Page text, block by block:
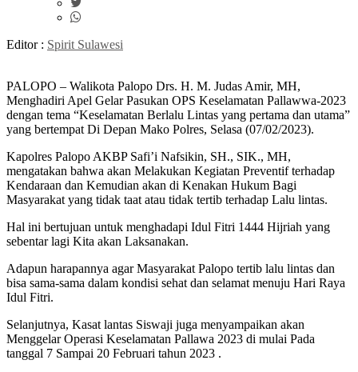
Editor : Spirit Sulawesi
PALOPO – Walikota Palopo Drs. H. M. Judas Amir, MH,
Menghadiri Apel Gelar Pasukan OPS Keselamatan Pallawwa-2023
dengan tema “Keselamatan Berlalu Lintas yang pertama dan utama”
yang bertempat Di Depan Mako Polres, Selasa (07/02/2023).
Kapolres Palopo AKBP Safi’i Nafsikin, SH., SIK., MH,
mengatakan bahwa akan Melakukan Kegiatan Preventif terhadap
Kendaraan dan Kemudian akan di Kenakan Hukum Bagi
Masyarakat yang tidak taat atau tidak tertib terhadap Lalu lintas.
Hal ini bertujuan untuk menghadapi Idul Fitri 1444 Hijriah yang
sebentar lagi Kita akan Laksanakan.
Adapun harapannya agar Masyarakat Palopo tertib lalu lintas dan
bisa sama-sama dalam kondisi sehat dan selamat menuju Hari Raya
Idul Fitri.
Selanjutnya, Kasat lantas Siswaji juga menyampaikan akan
Menggelar Operasi Keselamatan Pallawa 2023 di mulai Pada
tanggal 7 Sampai 20 Februari tahun 2023 .